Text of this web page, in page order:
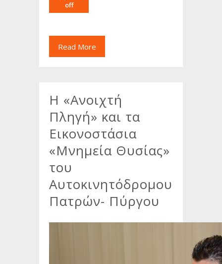
off
Read More
Η «Ανοιχτή
Πληγή» και τα
Εικονοστάσια
«Μνημεία Θυσίας»
του
Αυτοκινητόδρομου
Πατρών- Πύργου